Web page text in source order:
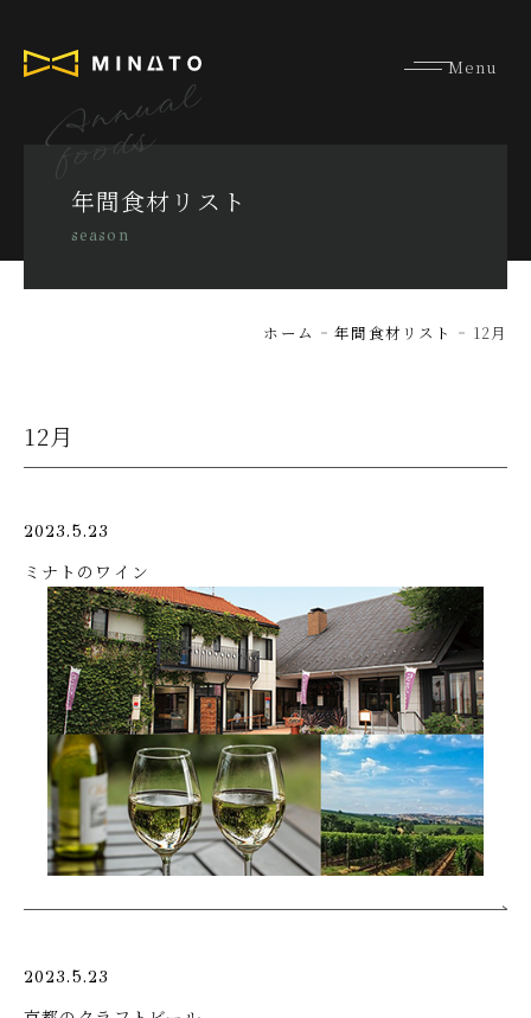
年間食材リスト
season
Annual
foods
ホーム 年間食材リスト 12月
12月
2023.5.23
ミナトのワイン
2023.5.23